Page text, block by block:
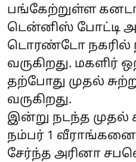
பங்கேற்றுள்ள
டென்னிஸ் போட்டி
டொரண்டோ நகரில்
வருகிறது. மகளிர்
தற்போது முதல்
வருகிறது.
இன்று நடந்த முதல்
நம்பர் 1
சேர்ந்த அரினா